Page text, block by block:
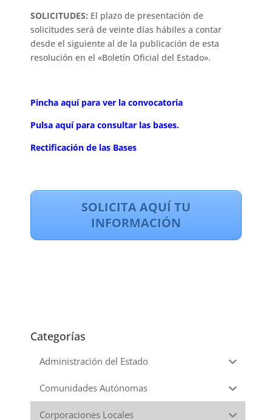
SOLICITUDES: El plazo de presentación de
solicitudes será de veinte días hábiles a contar
desde el siguiente al de la publicación de esta
resolución en el «Boletín Oficial del Estado».
Pincha aquí para ver la convocatoria
Pulsa aquí para consultar las bases.
Rectificación de las Bases
SOLICITA AQUÍ TU
INFORMACIÓN
Categorías
Administración del Estado
Comunidades Autónomas
Corporaciones Locales